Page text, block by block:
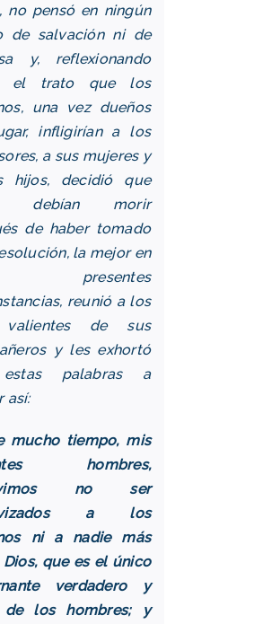
no pensó en ningún
de salvación ni de
y, reflexionando
el trato que los
una vez dueños
infligirían a los
a sus mujeres y
hijos, decidió que
debían morir
de haber tomado
la mejor en
presentes
reunió a los
valientes de sus
y les exhortó
palabras a
así:
mucho tiempo, mis
hombres,
no ser
a los
ni a nadie más
Dios, que es el único
verdadero y
de los hombres; y